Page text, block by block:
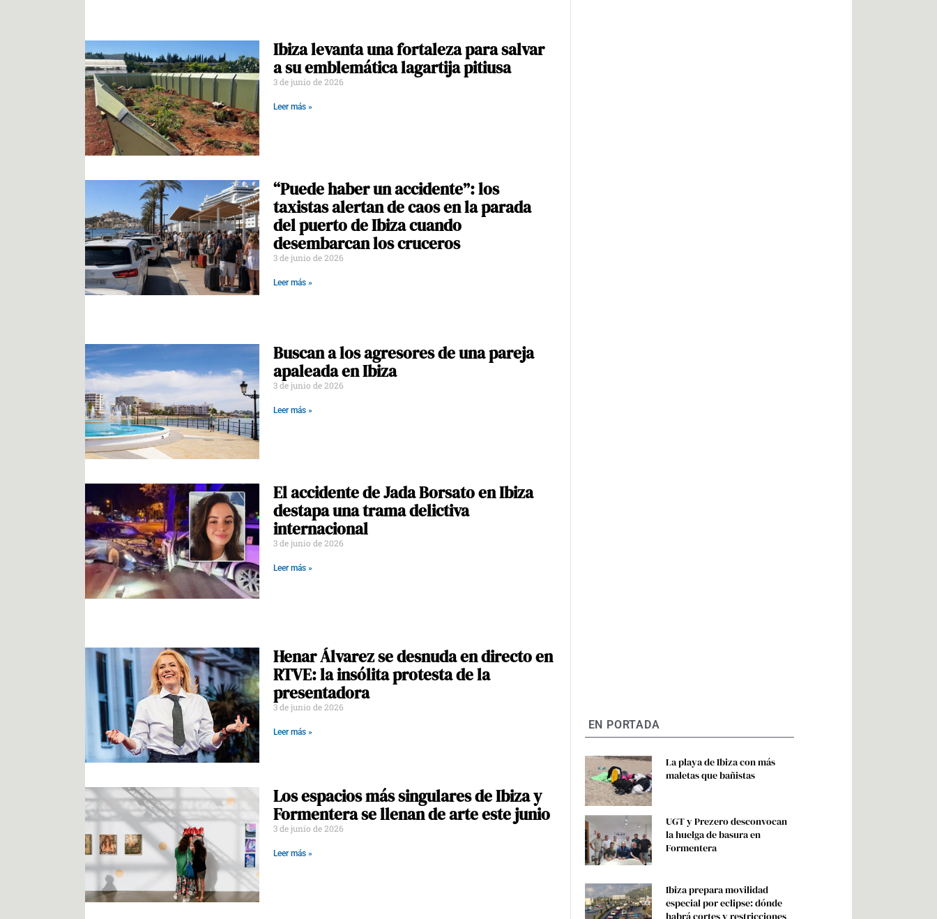
Ibiza levanta una fortaleza para salvar
a su emblemática lagartija pitiusa
3 de junio de 2026
Leer más »
“Puede haber un accidente”: los
taxistas alertan de caos en la parada
del puerto de Ibiza cuando
desembarcan los cruceros
3 de junio de 2026
Leer más »
Buscan a los agresores de una pareja
apaleada en Ibiza
3 de junio de 2026
Leer más »
El accidente de Jada Borsato en Ibiza
destapa una trama delictiva
internacional
3 de junio de 2026
Leer más »
Henar Álvarez se desnuda en directo en
RTVE: la insólita protesta de la
presentadora
3 de junio de 2026
Leer más »
Los espacios más singulares de Ibiza y
Formentera se llenan de arte este junio
3 de junio de 2026
Leer más »
EN PORTADA
La playa de Ibiza con más
maletas que bañistas
UGT y Prezero desconvocan
la huelga de basura en
Formentera
Ibiza prepara movilidad
especial por eclipse: dónde